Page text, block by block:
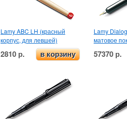
Lamy ABC LH (красный
корпус, для левшей)
2810 р. в корзину
Lamy
матовое
57370 р.